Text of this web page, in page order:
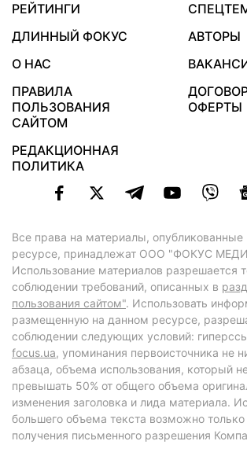
РЕЙТИНГИ
ДЛИННЫЙ ФОКУС
АВТОРЫ
О НАС
ПРАВИЛА
ПОЛЬЗОВАНИЯ
САЙТОМ
ОФЕРТЫ
РЕДАКЦИОННАЯ
ПОЛИТИКА
Все права на материалы, опубликованные
ресурсе, принадлежат ООО "ФОКУС
Использование материалов разрешается
соблюдении требований, описанных в
пользования сайтом". Использовать
размещенную на данном ресурсе,
соблюдении следующих условий:
focus.ua, упоминания первоисточника не
абзаца, объема использования, который
превышать 50% от общего объема
изменения заголовка и лида материала.
большего объема текста возможно
получения письменного разрешения